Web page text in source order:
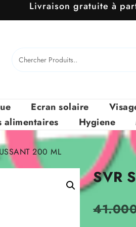
Livraison gratuite à
Ecran solaire
alimentaires
Hygiene
200 ML
SVR